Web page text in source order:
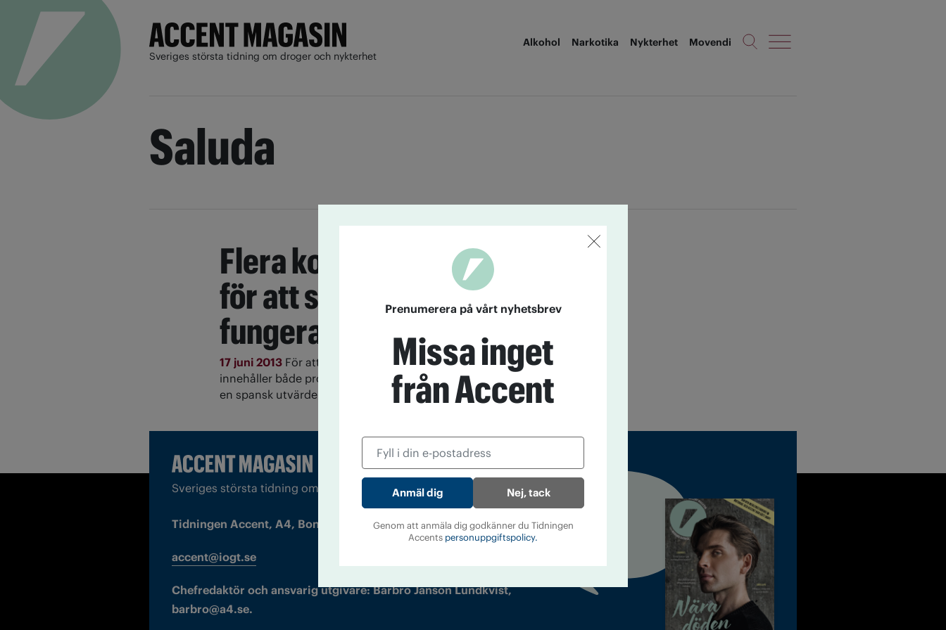
Sveriges största tidning om droger och nykterhet
Alkohol Narkotika Nykterhet Movendi
Saluda
Flera komponenter behövs
för att skolprogram ska
fungera
17 juni 2013 För att ett skolprogram ska få bäst effekt krävs det att det
innehåller både problemlösning och social färdighetsträning. Det visar
en spansk utvärdering.
Sveriges största tidning om droger och nykterhet
Tidningen Accent, A4, Bondegatan 21, 116 33 Stockholm
accent@iogt.se
Chefredaktör och ansvarig utgivare: Barbro Janson Lundkvist,
barbro@a4.se.
Läs tidigare
nummer av
Prenumerera på vårt nyhetsbrev
Missa inget
från Accent
Nej, tack
Genom att anmäla dig godkänner du Tidningen
Accents personuppgiftspolicy.